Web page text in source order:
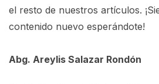
el resto de nuestros artículos.
contenido nuevo esperándote!
Abg. Areylis Salazar Rondón